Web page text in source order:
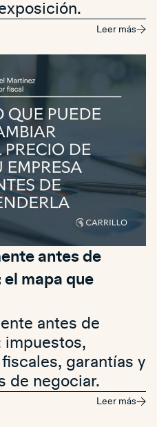
Leer más
antes de
mapa que
antes de
impuestos,
garantías y
de negociar.
Leer más